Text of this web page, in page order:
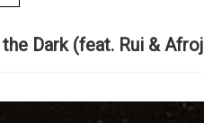
Dark (feat. Rui &